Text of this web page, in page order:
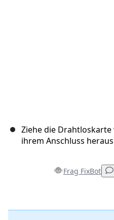
Ziehe die
ihrem Anschluss
Frag FixBot